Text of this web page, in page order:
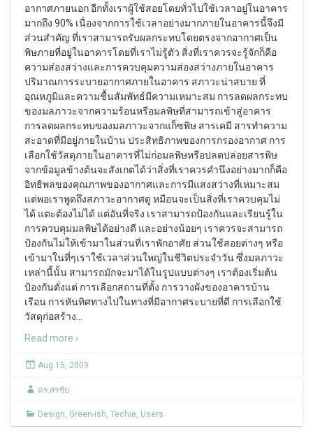
อากาศภายนอก อีกทั้งเราผู้ใช้สอยโดยทั่วไปใช้เวลาอยู่ในอาคาร
มากถึง 90% เนื่องจากการใช้เวลาอย่างมากภายในอาคารนี้จึงมี
ส่วนสำคัญ ที่เราสามารถรับผลกระทบโดยตรงจากอากาศเป็น
พิษภายที่อยู่ในอาคารโดยที่เราไม่รู้ตัว สิ่งที่เราควรจะรู้จักก็คือ
ความส่องสว่างและการควบคุมความส่องสว่างภายในอาคาร
ปริมาณการระบายอากาศภายในอาคาร สภาวะน่าสบาย ที่
อุณหภูมิและความชื้นสัมพัทธ์มีความเหมาะสม การลดผลกระทบ
ของมลภาวะจากความร้อนหรือมลพิษที่สามารถเข้าสู่อาคาร
การลดผลกระทบของมลภาวะจากแก็ซพิษ สารเคมี สารทำความ
สะอาดที่มีอยู่ภายในบ้าน ประสิทธิภาพของการกรองอากาศ การ
เลือกใช้วัสดุภายในอาคารที่ไม่ก่อมลพิษหรือปลดปล่อยสารพิษ
จากข้อมูลข้างต้นจะสังเกตได้ว่าสิ่งที่เราควรคำนึงอย่างมากก็คือ
อิทธิพลของคุณภาพของอากาศและการมีแสงสว่างที่เหมาะสม
แต่พอเราพูดถึงสภาวะอากาศดู หมือนจะเป็นสิ่งที่เราควบคุมไม่
ได้ แตะต้องไม่ได้ แต่อันที่จริง เราสามารถป้องกันและเรียนรู้ใน
การควบคุมมลพิษได้อย่างดี และอย่างน้อยๆ เราควรจะสามารถ
ป้องกันไม่ให้เข้ามาในส่วนที่เราพักอาศัย ส่วนใช้สอยต่างๆ หรือ
เข้ามาในที่ๆเราใช้เวลาส่วนใหญ่ในชีวิตประจำวัน ซึ่งมลภาวะ
เหล่านี้นั้น สามารถมักจะมาได้ในรูปแบบต่างๆ เราต้องเริ่มต้น
ป้องกันตั่งแต่ การเลือกสถานที่ตั้ง การวางผังของอาคารบ้าน
เรือน การหันทิศทางไปในทางที่มีอากาศระบายที่ดี การเลือกใช้
วัสดุก่อสร้าง
Read more ›
Aug 15, 2009
ดร.สรชัย
Design, Green-ish, Techie, Users